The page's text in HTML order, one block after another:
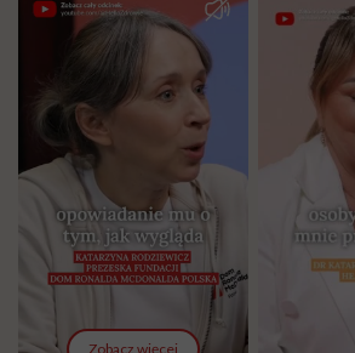
Zobacz więcej